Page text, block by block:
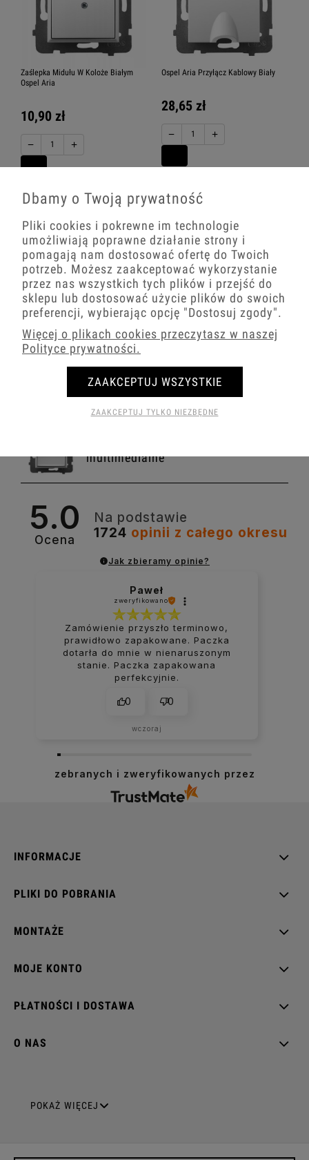
Zaślepka Midułu W Koloże Białym
Ospel Aria
10,90 zł
− +
Ospel Aria Przyłącz Kablowy Biały
28,65 zł
− +
Ospel Aria biały włączniki
Ospel Aria biały gniazda prądowe
Ospel Aria biały gniazda antenowe
multimedialne
Ospel Aria moduły elektroniczne
Ospel Aria pozostałe
Ospel Aria puszki natynkowe
Ospel Aria ramki
5.0
Ocena
Na podstawie
1724 opinii z całego okresu
Jak zbieramy opinie?
Paweł
zweryfikowano
Zamówienie przyszło terminowo,
prawidłowo zapakowane. Paczka
dotarła do mnie w nienaruszonym
stanie. Paczka zapakowana
perfekcyjnie.
0 0
wczoraj
zebranych i zweryfikowanych przez
INFORMACJE
PLIKI DO POBRANIA
MONTAŻE
MOJE KONTO
PŁATNOŚCI I DOSTAWA
O NAS
GNIAZDA ELEKTRYCZNE
POKAŻ WIĘCEJ
Dbamy o Twoją prywatność
Pliki cookies i pokrewne im technologie
umożliwiają poprawne działanie strony i
pomagają nam dostosować ofertę do Twoich
potrzeb. Możesz zaakceptować wykorzystanie
przez nas wszystkich tych plików i przejść do
sklepu lub dostosować użycie plików do swoich
preferencji, wybierając opcję "Dostosuj zgody".
Więcej o plikach cookies przeczytasz w naszej
Polityce prywatności.
ZAAKCEPTUJ TYLKO NIEZBĘDNE
ZAAKCEPTUJ WSZYSTKIE